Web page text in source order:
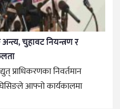
चुहावट नियन्त्रण र
प्राधिकरणका निवर्तमान
आफ्नो कार्यकालमा